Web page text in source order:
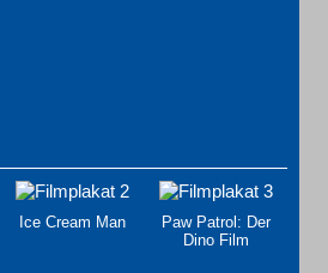
Ice Cream Man
Paw Patrol: Der
Dino Film